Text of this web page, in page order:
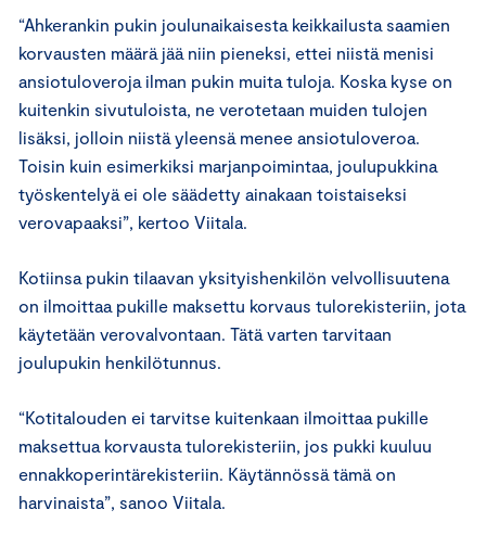
“Ahkerankin pukin joulunaikaisesta keikkailusta saamien
korvausten määrä jää niin pieneksi, ettei niistä menisi
ansiotuloveroja ilman pukin muita tuloja. Koska kyse on
kuitenkin sivutuloista, ne verotetaan muiden tulojen
lisäksi, jolloin niistä yleensä menee ansiotuloveroa.
Toisin kuin esimerkiksi marjanpoimintaa, joulupukkina
työskentelyä ei ole säädetty ainakaan toistaiseksi
verovapaaksi”, kertoo Viitala.
Kotiinsa pukin tilaavan yksityishenkilön velvollisuutena
on ilmoittaa pukille maksettu korvaus tulorekisteriin, jota
käytetään verovalvontaan. Tätä varten tarvitaan
joulupukin henkilötunnus.
“Kotitalouden ei tarvitse kuitenkaan ilmoittaa pukille
maksettua korvausta tulorekisteriin, jos pukki kuuluu
ennakkoperintärekisteriin. Käytännössä tämä on
harvinaista”, sanoo Viitala.